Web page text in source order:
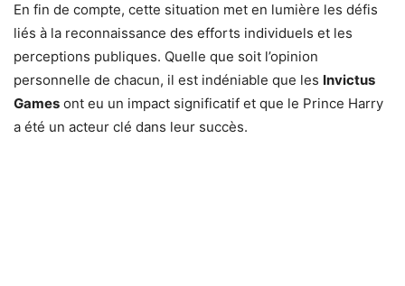
En fin de compte, cette situation met en lumière les défis
liés à la reconnaissance des efforts individuels et les
perceptions publiques. Quelle que soit l’opinion
personnelle de chacun, il est indéniable que les Invictus
Games ont eu un impact significatif et que le Prince Harry
a été un acteur clé dans leur succès.